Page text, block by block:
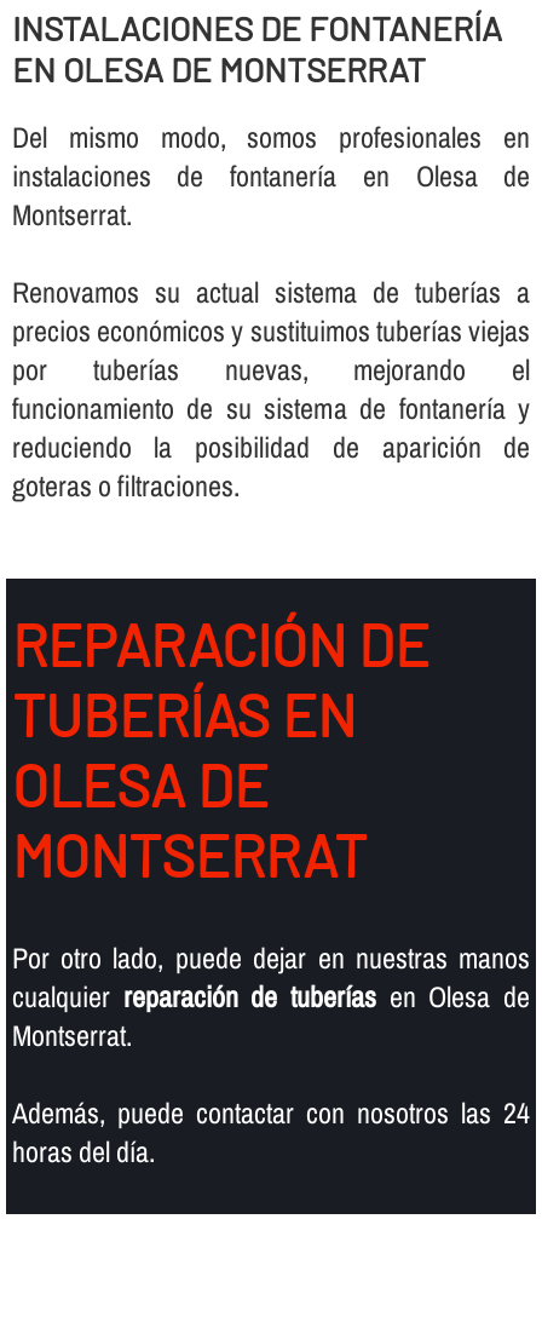
INSTALACIONES DE FONTANERÍ­A
EN OLESA DE MONTSERRAT
Del mismo modo, somos profesionales en
instalaciones de fontanerí­a en Olesa de
Montserrat.
Renovamos su actual sistema de tuberí­as a
precios económicos y sustituimos tuberí­as viejas
por tuberí­as nuevas, mejorando el
funcionamiento de su sistema de fontanerí­a y
reduciendo la posibilidad de aparición de
goteras o filtraciones.
REPARACIÓN DE
TUBERÍ­AS EN
OLESA DE
MONTSERRAT
Por otro lado, puede dejar en nuestras manos
cualquier reparación de tuberí­as en Olesa de
Montserrat.
Además, puede contactar con nosotros las 24
horas del dí­a.